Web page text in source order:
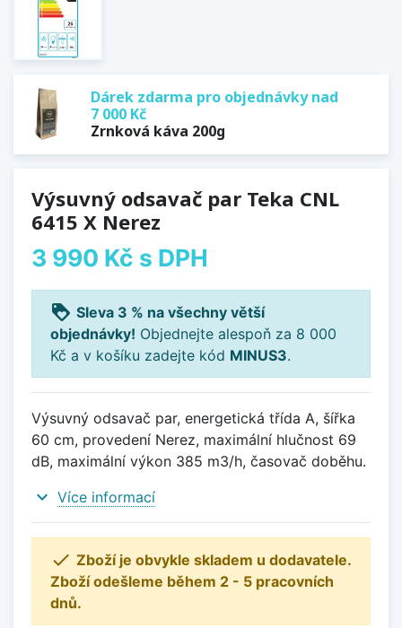
Dárek zdarma pro objednávky nad
7 000 Kč
Zrnková káva 200g
Výsuvný odsavač par Teka CNL
6415 X Nerez
3 990 Kč s DPH
loyalty Sleva 3 % na všechny větší
objednávky! Objednejte alespoň za 8 000
Kč a v košíku zadejte kód MINUS3.
Výsuvný odsavač par, energetická třída A, šířka
60 cm, provedení Nerez, maximální hlučnost 69
dB, maximální výkon 385 m3/h, časovač doběhu.
expand_more Více informací
 Zboží je obvykle skladem u dodavatele.
Zboží odešleme během 2 - 5 pracovních
dnů.